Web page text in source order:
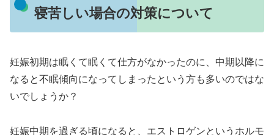
寝苦しい場合の対策について
妊娠初期は眠くて眠くて仕方がなかったのに、中期以降に
なると不眠傾向になってしまったという方も多いのではな
いでしょうか？
妊娠中期を過ぎる頃になると、エストロゲンというホルモ